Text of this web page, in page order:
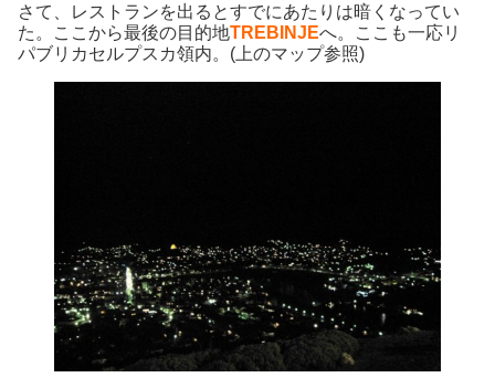
さて、レストランを出るとすでにあたりは暗くなってい
た。ここから最後の目的地TREBINJEへ。ここも一応リ
パブリカセルプスカ領内。(上のマップ参照)